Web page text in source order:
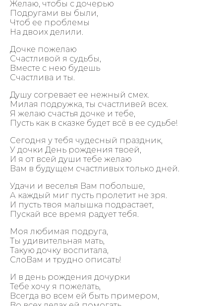
Желаю, чтобы с дочерью
Подругами вы были,
Чтоб ее проблемы
На двоих делили.
Дочке пожелаю
Счастливой я судьбы,
Вместе с нею будешь
Счастлива и ты.
Душу согревает ее нежный смех.
Милая подружка, ты счастливей всех.
Я желаю счастья дочке и тебе,
Пусть как в сказке будет всё в ее судьбе!
Сегодня у тебя чудесный праздник,
У дочки День рождения твоей,
И я от всей души тебе желаю
Вам в будущем счастливых только дней.
Удачи и веселья Вам побольше,
А каждый миг пусть пролетит не зря.
И пусть твоя малышка подрастает,
Пускай все время радует тебя.
Моя любимая подруга,
Ты удивительная мать,
Такую дочку воспитала,
СлоВам и трудно описать!
И в день рождения дочурки
Тебе хочу я пожелать,
Всегда во всем ей быть примером,